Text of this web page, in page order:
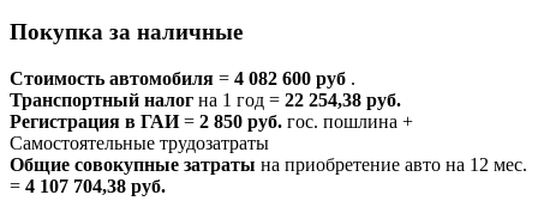
Покупка за наличные
Стоимость автомобиля = 4 082 600 руб .
Транспортный налог на 1 год = 22 254,38 руб.
Регистрация в ГАИ= 2 850 руб. гос. пошлина +
Самостоятельные трудозатраты
Общие совокупные затраты на приобретение авто на 12 мес.
= 4 107 704,38 руб.